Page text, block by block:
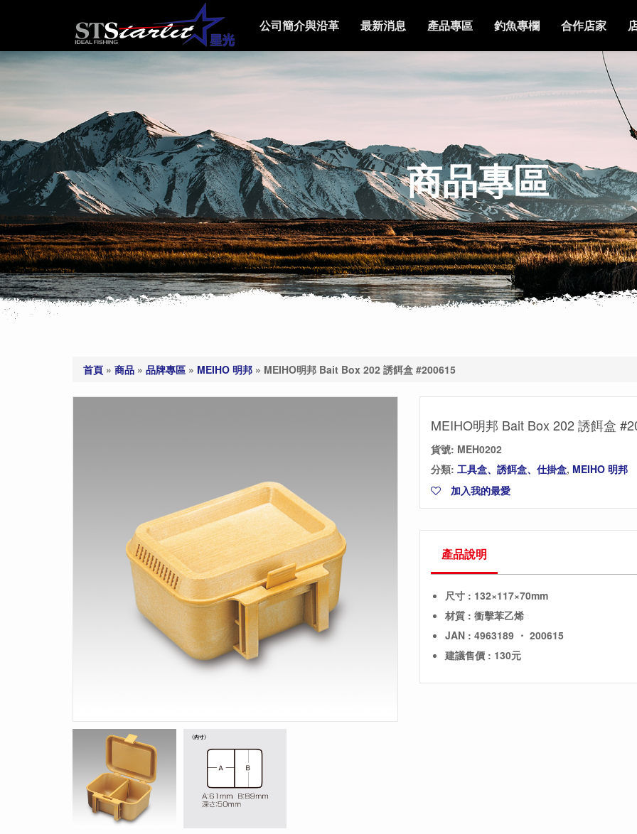
公司簡介與沿革 最新消息 產品專區 釣魚專欄 合作店家
商品專區
首頁 » 商品 » 品牌專區 » MEIHO 明邦 » MEIHO明邦 Bait Box 202 誘餌盒 #200615
MEIHO明邦 Bait Box 202 誘餌盒
貨號: MEH0202
分類: 工具盒、誘餌盒、仕掛盒, MEIHO 明邦
加入我的最愛
產品說明
尺寸 : 132×117×70mm
材質 : 衝擊苯乙烯
JAN : 4963189 ・ 200615
建議售價 : 130元